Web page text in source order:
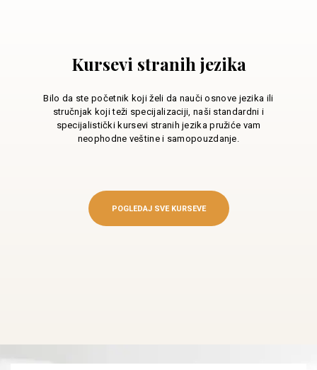
Kursevi stranih jezika
Bilo da ste početnik koji želi da nauči osnove jezika ili
stručnjak koji teži specijalizaciji, naši standardni i
specijalistički kursevi stranih jezika pružiće vam
neophodne veštine i samopouzdanje.
POGLEDAJ SVE KURSEVE